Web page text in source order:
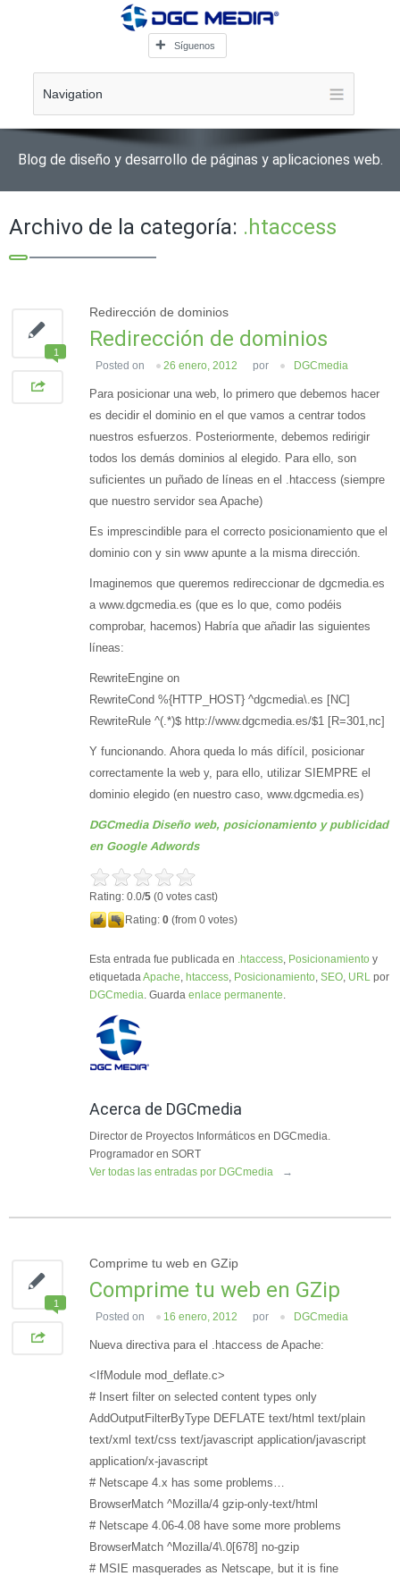
Síguenos
Navigation
Blog de diseño y desarrollo de páginas y aplicaciones web.
Archivo de la categoría: .htaccess
1
Redirección de dominios
Redirección de dominios
Posted on 26 enero, 2012 por DGCmedia
Para posicionar una web, lo primero que debemos hacer
es decidir el dominio en el que vamos a centrar todos
nuestros esfuerzos. Posteriormente, debemos redirigir
todos los demás dominios al elegido. Para ello, son
suficientes un puñado de líneas en el .htaccess (siempre
que nuestro servidor sea Apache)
Es imprescindible para el correcto posicionamiento que el
dominio con y sin www apunte a la misma dirección.
Imaginemos que queremos redireccionar de dgcmedia.es
a www.dgcmedia.es (que es lo que, como podéis
comprobar, hacemos) Habría que añadir las siguientes
líneas:
RewriteEngine on
RewriteCond %{HTTP_HOST} ^dgcmedia\.es [NC]
RewriteRule ^(.*)$ http://www.dgcmedia.es/$1 [R=301,nc]
Y funcionando. Ahora queda lo más difícil, posicionar
correctamente la web y, para ello, utilizar SIEMPRE el
dominio elegido (en nuestro caso, www.dgcmedia.es)
DGCmedia Diseño web, posicionamiento y publicidad
en Google Adwords
Rating: 0.0/5 (0 votes cast)
Rating: 0 (from 0 votes)
Esta entrada fue publicada en .htaccess, Posicionamiento y
etiquetadaApache, htaccess, Posicionamiento, SEO, URL por
DGCmedia. Guarda enlace permanente.
Acerca de DGCmedia
Director de Proyectos Informáticos en DGCmedia.
Programador en SORT
Ver todas las entradas por DGCmedia
→
1
Comprime tu web en GZip
Comprime tu web en GZip
Posted on 16 enero, 2012 por DGCmedia
Nueva directiva para el .htaccess de Apache:
<IfModule mod_deflate.c>
# Insert filter on selected content types only
AddOutputFilterByType DEFLATE text/html text/plain
text/xml text/css text/javascript application/javascript
application/x-javascript
# Netscape 4.x has some problems…
BrowserMatch ^Mozilla/4 gzip-only-text/html
# Netscape 4.06-4.08 have some more problems
BrowserMatch ^Mozilla/4\.0[678] no-gzip
# MSIE masquerades as Netscape, but it is fine